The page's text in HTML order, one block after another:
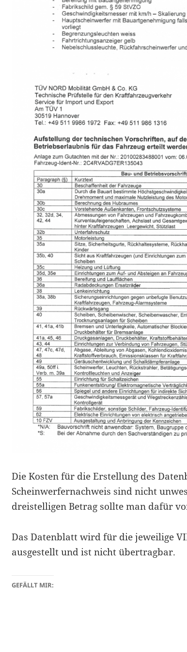
Die Kosten für die Erstellung des
Scheinwerfernachweis sind nicht
dreistelligen Betrag sollte man dafür
Das Datenblatt wird für die jeweilige
ausgestellt und ist nicht übertragbar.
GEFÄLLT MIR: